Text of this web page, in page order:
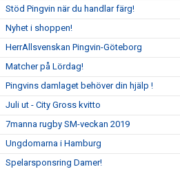
Stöd Pingvin när du handlar färg!
Nyhet i shoppen!
HerrAllsvenskan Pingvin-Göteborg
Matcher på Lördag!
Pingvins damlaget behöver din hjälp !
Juli ut - City Gross kvitto
7manna rugby SM-veckan 2019
Ungdomarna i Hamburg
Spelarsponsring Damer!